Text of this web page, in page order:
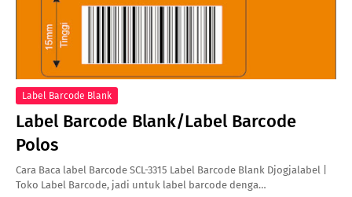
Label Barcode Blank
Label Barcode Blank/Label Barcode
Polos
Cara Baca label Barcode SCL-3315 Label Barcode Blank Djogjalabel |
Toko Label Barcode, jadi untuk label barcode denga…